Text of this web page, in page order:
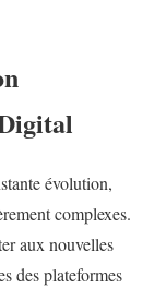
évolution,
complexes.
aux nouvelles
des plateformes